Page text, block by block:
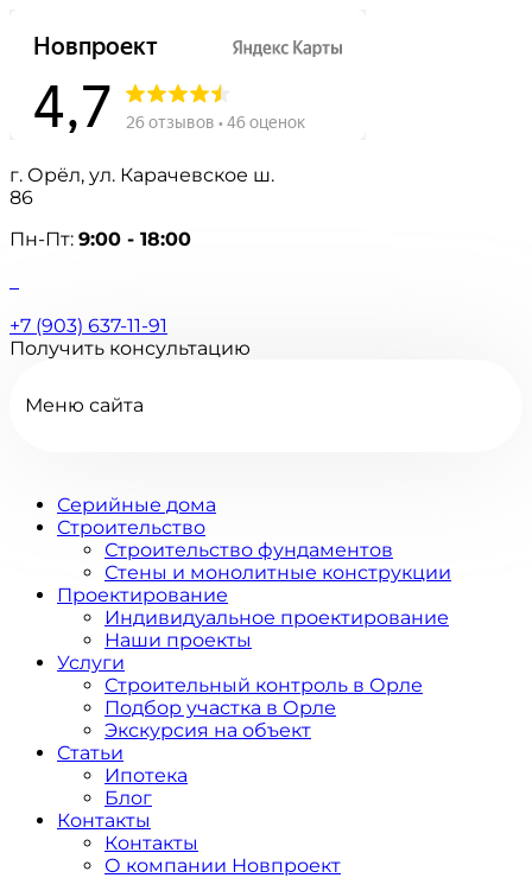
г. Орёл, ул. Карачевское ш.
86
Пн-Пт: 9:00 - 18:00
+7 (903) 637-11-91
Получить консультацию
Меню сайта
Серийные дома
Строительство
Строительство фундаментов
Стены и монолитные конструкции
Проектирование
Индивидуальное проектирование
Наши проекты
Услуги
Строительный контроль в Орле
Подбор участка в Орле
Экскурсия на объект
Статьи
Ипотека
Блог
Контакты
Контакты
О компании Новпроект